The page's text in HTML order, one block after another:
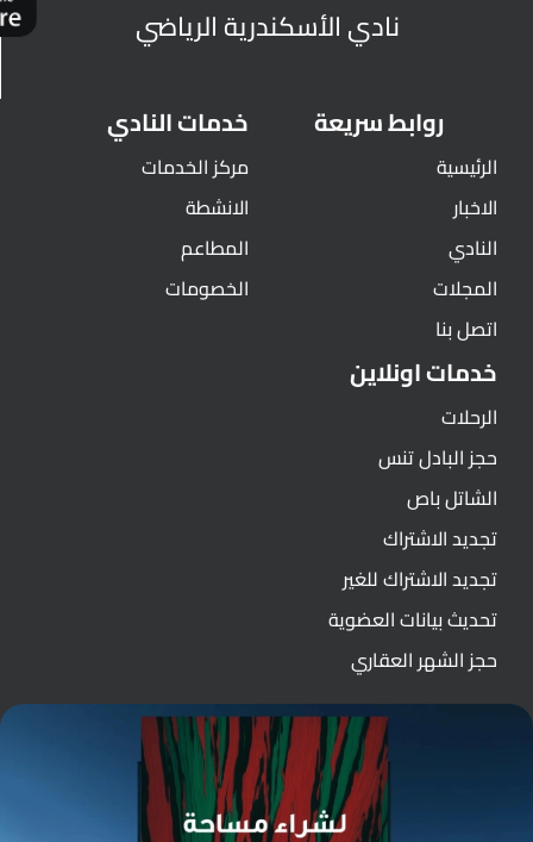
نادي الأسكندرية الرياضي
روابط سريعة
الرئيسية
الاخبار
النادي
المجلات
اتصل بنا
خدمات النادي
مركز الخدمات
الانشطة
المطاعم
الخصومات
خدمات اونلاين
الرحلات
حجز البادل تنس
الشاتل باص
تجديد الاشتراك
تجديد الاشتراك للغير
تحديث بيانات العضوية
حجز الشهر العقاري